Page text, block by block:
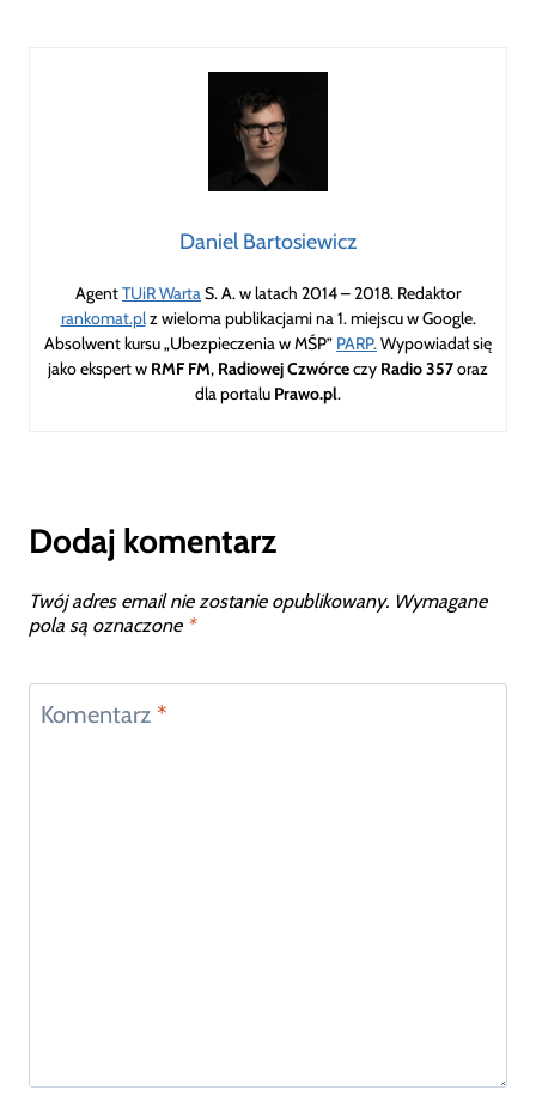
Daniel Bartosiewicz
AgentTUiR WartaS. A. w latach 2014 – 2018. Redaktor
rankomat.plz wieloma publikacjami na 1. miejscu w Google.
Absolwent kursu „Ubezpieczenia w MŚP” PARP.Wypowiadał się
jako ekspert w RMF FM, Radiowej Czwórceczy Radio 357oraz
dla portalu Prawo.pl.
Dodaj komentarz
Twój adres email nie zostanie opublikowany. Wymagane
pola są oznaczone *
Komentarz *